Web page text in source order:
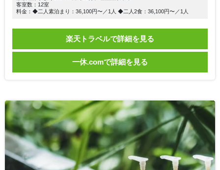
客室数：12室
料金：◆二人素泊まり：36,100円〜／1人 ◆二人2食：36,100円〜／1人
楽天トラベルで詳細を見る
一休.comで詳細を見る